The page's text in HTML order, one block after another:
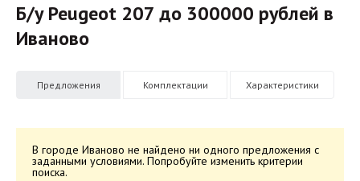
Б/у Peugeot 207 до 300000 рублей в
Иваново
Предложения Комплектации Характеристики
В городе Иваново не найдено ни одного предложения с
заданными условиями. Попробуйте изменить критерии
поиска.